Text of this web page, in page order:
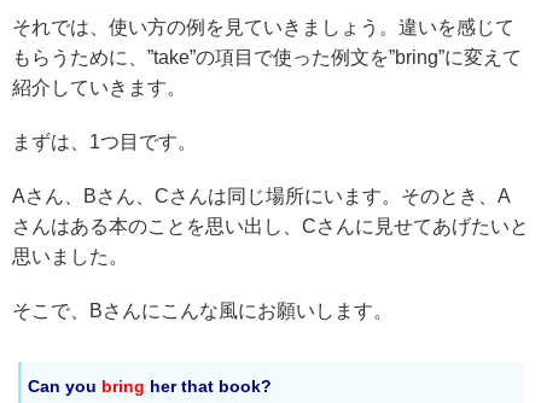
それでは、使い方の例を見ていきましょう。違いを感じて
もらうために、”take”の項目で使った例文を”bring”に変えて
紹介していきます。
まずは、1つ目です。
Aさん、Bさん、Cさんは同じ場所にいます。そのとき、A
さんはある本のことを思い出し、Cさんに見せてあげたいと
思いました。
そこで、Bさんにこんな風にお願いします。
Can you bring her that book?